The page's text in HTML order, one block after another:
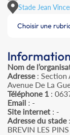
Stade Jean
Choisir une
Nom de
Adresse: Section
Avenue De La
Téléphone 1 :
Email : -
Site internet : -
Adresse du stade
BREVIN LES PINS